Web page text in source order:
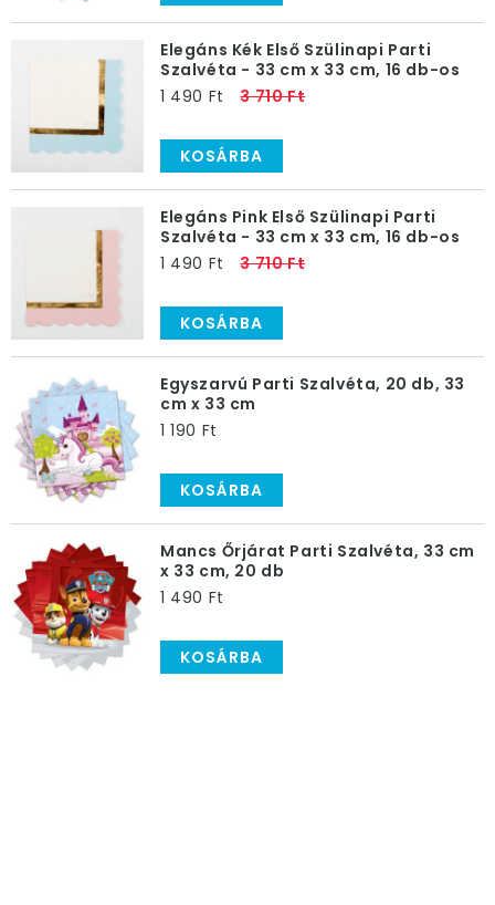
Elegáns Kék Első Szülinapi Parti
Szalvéta - 33 cm x 33 cm, 16 db-os
1 490 Ft
3 710 Ft
KOSÁRBA
Elegáns Pink Első Szülinapi Parti
Szalvéta - 33 cm x 33 cm, 16 db-os
1 490 Ft
3 710 Ft
KOSÁRBA
Egyszarvú Parti Szalvéta, 20 db, 33
cm x 33 cm
1 190 Ft
KOSÁRBA
Mancs Őrjárat Parti Szalvéta, 33 cm
x 33 cm, 20 db
1 490 Ft
KOSÁRBA